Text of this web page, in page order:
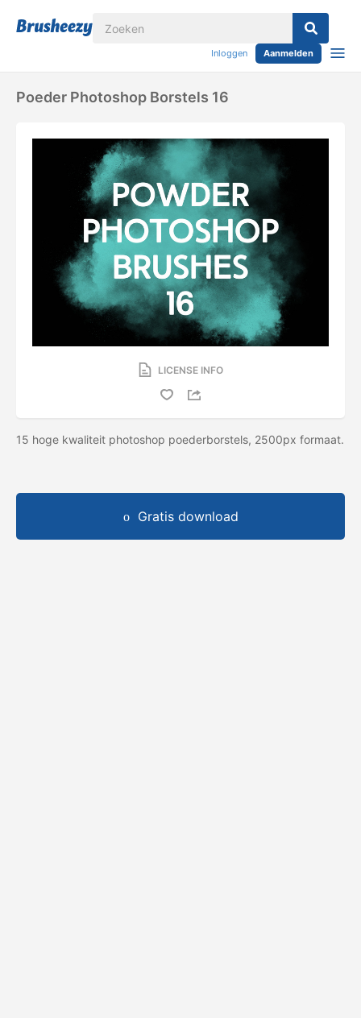
Inloggen Aanmelden
Poeder Photoshop Borstels 16
LICENSE INFO
15 hoge kwaliteit photoshop poederborstels, 2500px formaat.
Gratis download